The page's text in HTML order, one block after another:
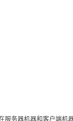
务器机器和客户端机